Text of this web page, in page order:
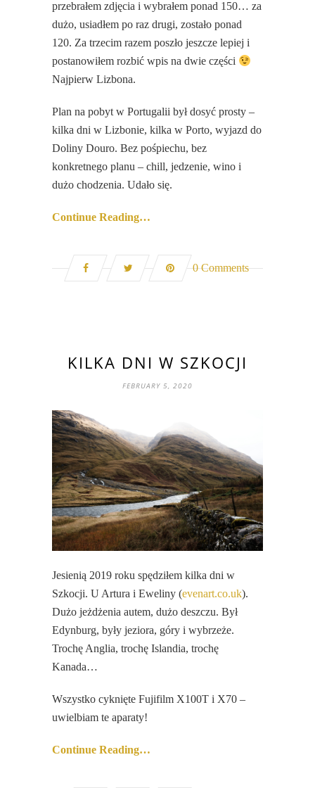
przebrałem zdjęcia i wybrałem ponad 150… za
dużo, usiadłem po raz drugi, zostało ponad
120. Za trzecim razem poszło jeszcze lepiej i
postanowiłem rozbić wpis na dwie części
Najpierw Lizbona.
Plan na pobyt w Portugalii był dosyć prosty –
kilka dni w Lizbonie, kilka w Porto, wyjazd do
Doliny Douro. Bez pośpiechu, bez
konkretnego planu – chill, jedzenie, wino i
dużo chodzenia. Udało się.
Continue Reading…
0 Comments
KILKA DNI W SZKOCJI
FEBRUARY 5, 2020
Jesienią 2019 roku spędziłem kilka dni w
Szkocji. U Artura i Eweliny (evenart.co.uk).
Dużo jeżdżenia autem, dużo deszczu. Był
Edynburg, były jeziora, góry i wybrzeże.
Trochę Anglia, trochę Islandia, trochę
Kanada…
Wszystko cyknięte Fujifilm X100T i X70 –
uwielbiam te aparaty!
Continue Reading…